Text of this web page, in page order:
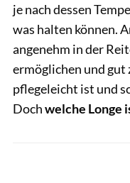
je nach dessen
was halten können.
angenehm in der
ermöglichen und gut
pflegeleicht ist und
Dochwelche Longe